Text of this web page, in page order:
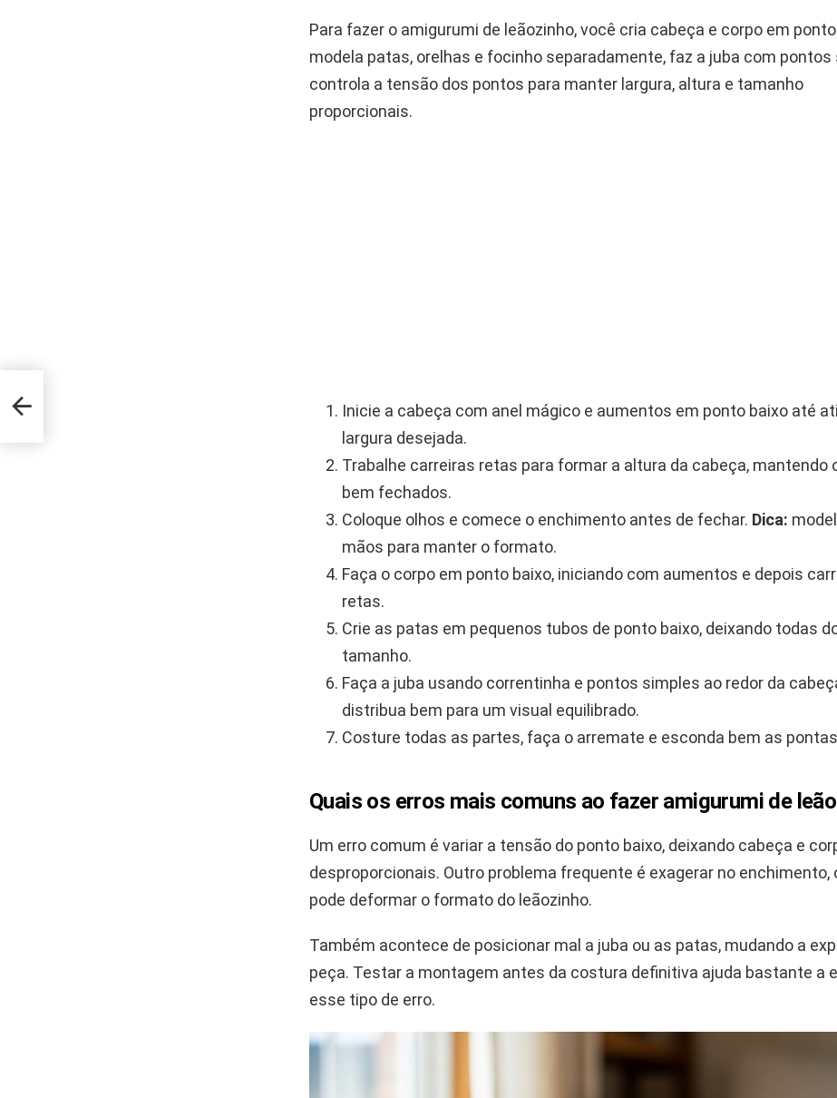
Para fazer o amigurumi de leãozinho, você cria cabeça e corpo em
modela patas, orelhas e focinho separadamente, faz a juba com pontos
controla a tensão dos pontos para manter largura, altura e tamanho
proporcionais.
Inicie a cabeça com anel mágico e aumentos em ponto baixo até
largura desejada.
Trabalhe carreiras retas para formar a altura da cabeça, mantendo
bem fechados.
Coloque olhos e comece o enchimento antes de fechar. Dica:
mãos para manter o formato.
Faça o corpo em ponto baixo, iniciando com aumentos e depois
retas.
Crie as patas em pequenos tubos de ponto baixo, deixando todas
tamanho.
Faça a juba usando correntinha e pontos simples ao redor da
distribua bem para um visual equilibrado.
Costure todas as partes, faça o arremate e esconda bem as
Quais os erros mais comuns ao fazer amigurumi de
Um erro comum é variar a tensão do ponto baixo, deixando cabeça e
desproporcionais. Outro problema frequente é exagerar no enchimento,
pode deformar o formato do leãozinho.
Também acontece de posicionar mal a juba ou as patas, mudando a
peça. Testar a montagem antes da costura definitiva ajuda bastante a
esse tipo de erro.